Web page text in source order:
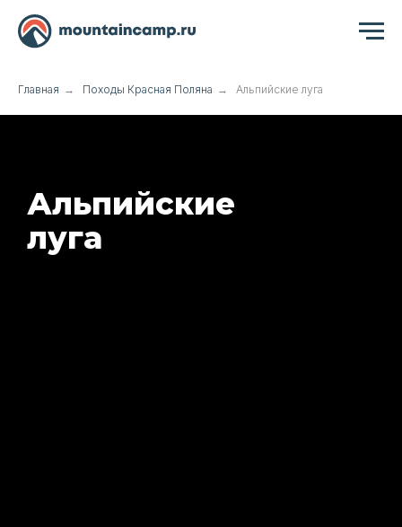
Главная → Походы Красная Поляна → Альпийские луга
Альпийские
луга